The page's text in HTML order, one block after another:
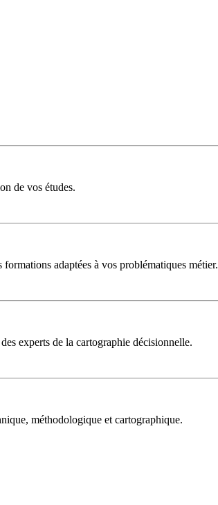
de vos études.
adaptées à vos problématiques métier.
experts de la cartographie décisionnelle.
méthodologique et cartographique.